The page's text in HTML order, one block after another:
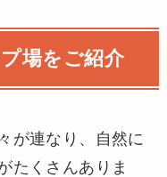
場をご紹介
が連なり、自然に
たくさんありま